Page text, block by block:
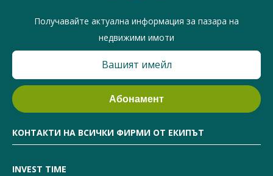
Получавайте актуална информация за пазара на
недвижими имоти
КОНТАКТИ НА ВСИЧКИ ФИРМИ ОТ ЕКИПЪТ
INVEST TIME